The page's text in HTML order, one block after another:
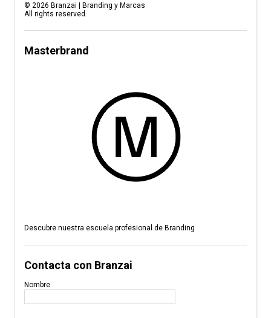
© 2026 Branzai | Branding y Marcas
All rights reserved.
Masterbrand
Descubre nuestra escuela profesional de Branding
Contacta con Branzai
Nombre